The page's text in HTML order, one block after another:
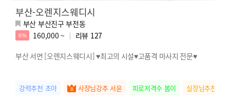
부산-오렌지스웨디시
부산 부산진구 부전동
6% 160,000 ~ 리뷰 127
부산 서면 [오렌지스웨디시] ♥최고의 시설♥고품격 마사지 전문♥
강력추천 초아 사장님강추 서윤 피로저격수 봄이 실장님추천 하율